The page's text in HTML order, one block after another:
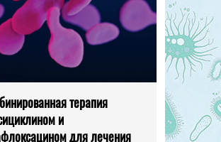
терапия
и
для лечения